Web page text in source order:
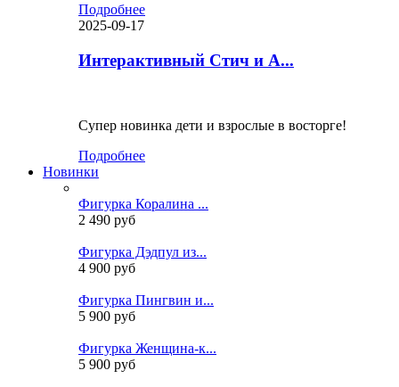
Подробнее
2025-09-17
Интерактивный Стич и А...
Супер новинка дети и взрослые в восторге!
Подробнее
Новинки
Фигурка Коралина ...
2 490 руб
Фигурка Дэдпул из...
4 900 руб
Фигурка Пингвин и...
5 900 руб
Фигурка Женщина-к...
5 900 руб